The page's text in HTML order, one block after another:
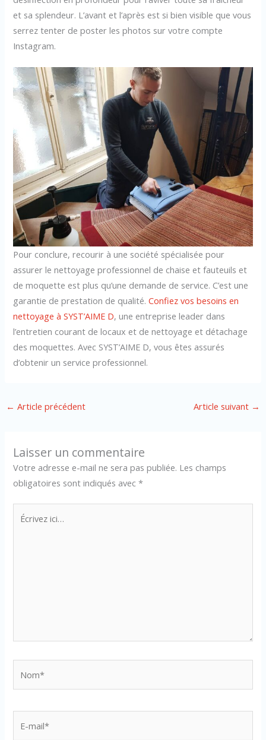
et sa splendeur. L’avant et l’après est si bien visible que vous
serrez tenter de poster les photos sur votre compte
Instagram.
Pour conclure, recourir à une société spécialisée pour
assurer le nettoyage professionnel de chaise et fauteuils et
de moquette est plus qu’une demande de service. C’est une
garantie de prestation de qualité.Confiez vos besoins en
nettoyage à SYST’AIME D, une entreprise leader dans
l’entretien courant de locaux et de nettoyage et détachage
des moquettes. Avec SYST’AIME D, vous êtes assurés
d’obtenir un service professionnel.
← Article précédent Article suivant →
Laisser un commentaire
Votre adresse e-mail ne sera pas publiée. Les champs
obligatoires sont indiqués avec*
ici…
mail*